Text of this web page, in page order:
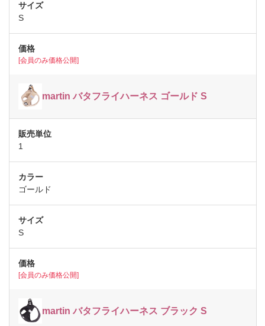
S
[会員のみ価格公開]
martin バタフライハーネス ゴールド S
1
ゴールド
S
[会員のみ価格公開]
martin バタフライハーネス ブラック S